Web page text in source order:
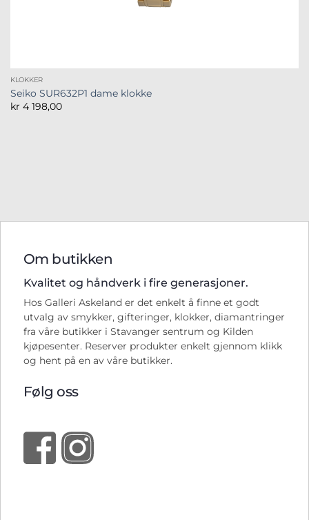
KLOKKER
Seiko SUR632P1 dame klokke
kr 4 198,00
Om butikken
Kvalitet og håndverk i fire generasjoner.
Hos Galleri Askeland er det enkelt å finne et godt
utvalg av smykker, gifteringer, klokker, diamantringer
fra våre butikker i Stavanger sentrum og Kilden
kjøpesenter. Reserver produkter enkelt gjennom klikk
og hent på en av våre butikker.
Følg oss